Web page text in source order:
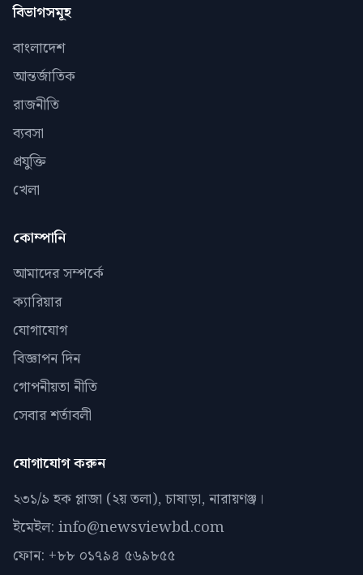
বিভাগসমূহ
বাংলাদেশ
আন্তর্জাতিক
রাজনীতি
ব্যবসা
প্রযুক্তি
খেলা
কোম্পানি
আমাদের সম্পর্কে
ক্যারিয়ার
যোগাযোগ
বিজ্ঞাপন দিন
গোপনীয়তা নীতি
সেবার শর্তাবলী
যোগাযোগ করুন
২৩১/৯ হক প্লাজা (২য় তলা), চাষাড়া, নারায়ণঞ্জ।
ইমেইল: info@newsviewbd.com
ফোন: +৮৮ ০১৭৯৪ ৫৬৯৮৫৫